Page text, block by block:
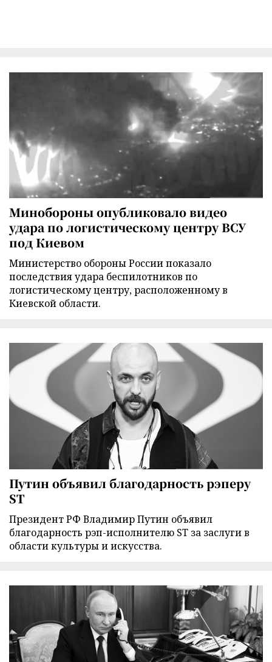
Минобороны опубликовало видео
удара по логистическому центру ВСУ
под Киевом
Министерство обороны России показало
последствия удара беспилотников по
логистическому центру, расположенному в
Киевской области.
Путин объявил благодарность рэперу
ST
Президент РФ Владимир Путин объявил
благодарность рэп-исполнителю ST за заслуги в
области культуры и искусства.